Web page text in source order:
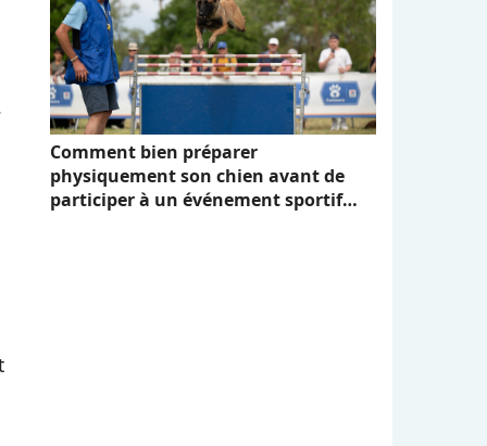
Comment bien préparer
physiquement son chien avant de
participer à un événement sportif